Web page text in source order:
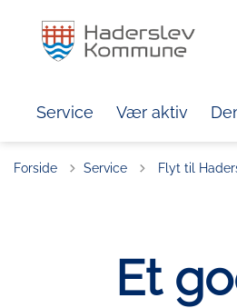
Service Vær aktiv
Forside Service Tilbage til
Flyt til
Et